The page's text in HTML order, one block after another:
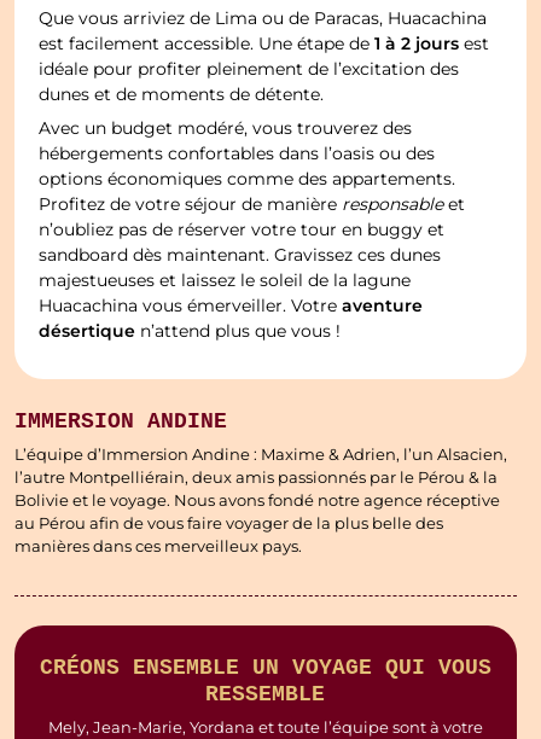
Que vous arriviez de Lima ou de Paracas, Huacachina
est facilement accessible. Une étape de1 à 2 jours est
idéale pour profiter pleinement de l’excitation des
dunes et de moments de détente.
Avec un budget modéré, vous trouverez des
hébergements confortables dans l’oasis ou des
options économiques comme des appartements.
Profitez de votre séjour de manière responsableet
n’oubliez pas de réserver votre tour en buggy et
sandboard dès maintenant. Gravissez ces dunes
majestueuses et laissez le soleil de la lagune
Huacachina vous émerveiller. Votreaventure
désertique n’attend plus que vous !
IMMERSION ANDINE
L’équipe d’Immersion Andine : Maxime & Adrien, l’un Alsacien,
l’autre Montpelliérain, deux amis passionnés par le Pérou & la
Bolivie et le voyage. Nous avons fondé notre agence réceptive
au Pérou afin de vous faire voyager de la plus belle des
manières dans ces merveilleux pays.
CRÉONS ENSEMBLE UN VOYAGE QUI VOUS
RESSEMBLE
Mely, Jean-Marie, Yordana et toute l’équipe sont à votre